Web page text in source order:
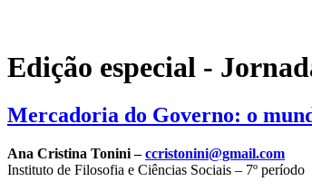
Edição especial -
Mercadoria do Governo: o
Ana Cristina Tonini –ccristonini@gmail.com
Instituto de Filosofia e Ciências Sociais – 7º período